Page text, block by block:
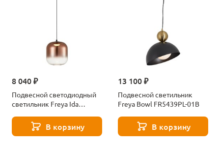
8 040 ₽
Подвесной светодиодный
светильник Freya Ida
В корзину
13 100 ₽
Подвесной светильник
Freya Bowl FR5439PL-01B
В корзину